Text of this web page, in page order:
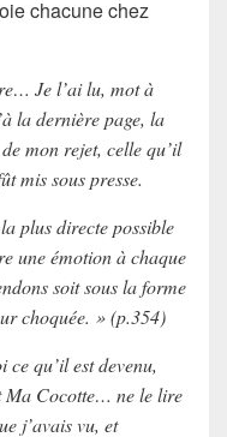
chacune chez
Je l’ai lu, mot à
la dernière page, la
mon rejet, celle qu’il
mis sous presse.
plus directe possible
une émotion à chaque
soit sous la forme
choquée. » (p.354)
qu’il est devenu,
Ma Cocotte… ne le lire
j’avais vu, et